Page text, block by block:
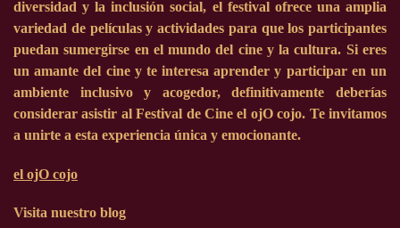
diversidad y la inclusión social, el festival ofrece una amplia
variedad de películas y actividades para que los participantes
puedan sumergirse en el mundo del cine y la cultura. Si eres
un amante del cine y te interesa aprender y participar en un
ambiente inclusivo y acogedor, definitivamente deberías
considerar asistir al Festival de Cine el ojO cojo. Te invitamos
a unirte a esta experiencia única y emocionante.
el ojO cojo
Visita nuestro blog